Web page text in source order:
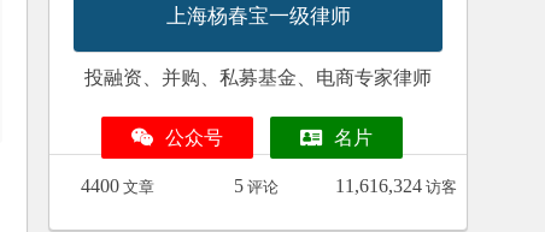
上海杨春宝一级律师
投融资、并购、私募基金、电商专家律师
公众号 名片
4400 文章 5 评论 11,616,324 访客